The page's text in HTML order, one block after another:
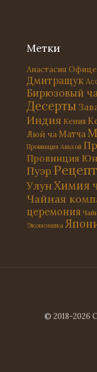
Метки
Анастасия
Дмитращук
Бирюзовый
Десерты
Индия Кения
Люй ча Матча
Провинция Аньхой
Провинция
Пуэр
УлунХимия
Чайная
церемония
Экономика
© 2018-2026